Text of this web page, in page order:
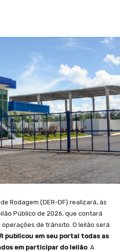
Rodagem (DER-DF) realizará, às
Público de 2026, que contará
de trânsito. O leilão será
publicou em seu portal todas as
em participar do leilão. A